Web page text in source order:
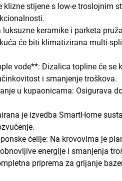
klizne stijene s low-e troslojnim
keramike i parketa
će biti klimatizirana multi-
vode**: Dizalica topline će
i smanjenje troškova.
u kupaonicama: Osigurava
je izvedba SmartHome
ćelije: Na krovovima je
energije i smanjenja
priprema za grijanje